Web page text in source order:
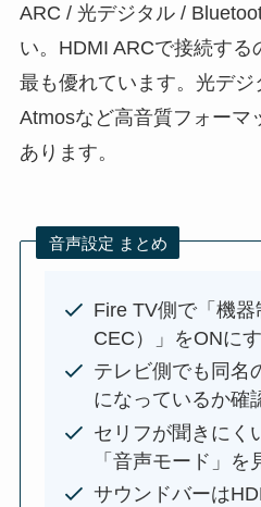
ARC / 光デジタル /
い。HDMI ARCで接続する
最も優れています。光デ
Atmosなど高音質フォーマ
あります。
音声設定 まとめ
Fire TV側で「機
CEC）」をONに
テレビ側でも同名
になっているか確
セリフが聞きにく
「音声モード」を
サウンドバーは